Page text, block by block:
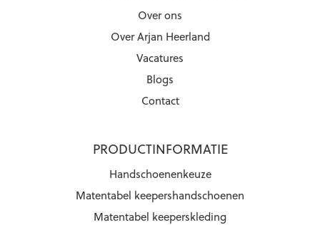
Over ons
Over Arjan Heerland
Vacatures
Blogs
Contact
PRODUCTINFORMATIE
Handschoenenkeuze
Matentabel keepershandschoenen
Matentabel keeperskleding